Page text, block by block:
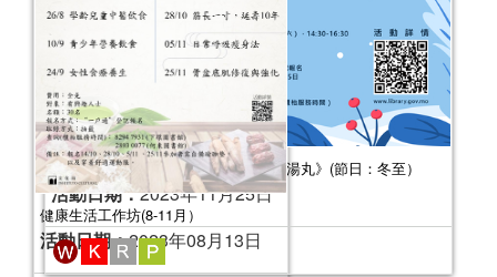
節慶齊齊樂工作坊 《尋找兒時的冬至湯丸》(節日：冬至）
活動日期：2023年11月25日